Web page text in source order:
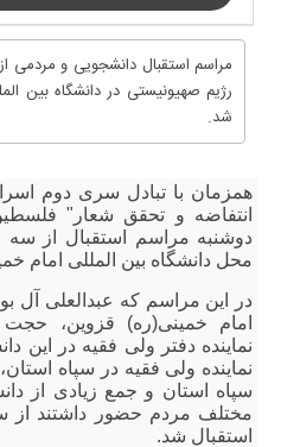
مراسم استقبال دانشجویی و مردمی
رژیم صهیونیستی در دانشگاه بین
شد.
همزمان با تبادل سری دوم
انتفاضه و تحقق شعار"
دوشنبه مراسم استقبال از سه
محل دانشگاه بین المللی امام
در این مراسم که عبدالعلی آل
امام خمینی(ره) قزوین، حجت
نماینده دفتر ولی فقیه در این
نماینده ولی فقیه در سپاه
سپاه استان و جمع زیادی از
مختلف مردم حضور داشتند
استقبال شد.